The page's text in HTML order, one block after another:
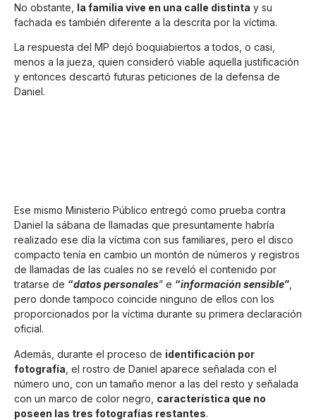
No obstante, la familia vive en una calle distinta y su
fachada es también diferente a la descrita por la víctima.
La respuesta del MP dejó boquiabiertos a todos, o casi,
menos a la jueza, quien consideró viable aquella justificación
y entonces descartó futuras peticiones de la defensa de
Daniel.
Ese mismo Ministerio Público entregó como prueba contra
Daniel la sábana de llamadas que presuntamente habría
realizado ese día la víctima con sus familiares, pero el disco
compacto tenía en cambio un montón de números y registros
de llamadas de las cuales no se reveló el contenido por
tratarse de “datos personales” e “información sensible”,
pero donde tampoco coincide ninguno de ellos con los
proporcionados por la víctima durante su primera declaración
oficial.
Además, durante el proceso de identificación por
fotografía , el rostro de Daniel aparece señalada con el
número uno, con un tamaño menor a las del resto y señalada
con un marco de color negro, característica que no
poseen las tres fotografías restantes.